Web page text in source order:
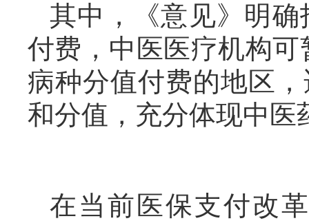
其中，《意见》明
付费，中医医疗机构
病种分值付费的地区
和分值，充分体现中医
在当前医保支付改